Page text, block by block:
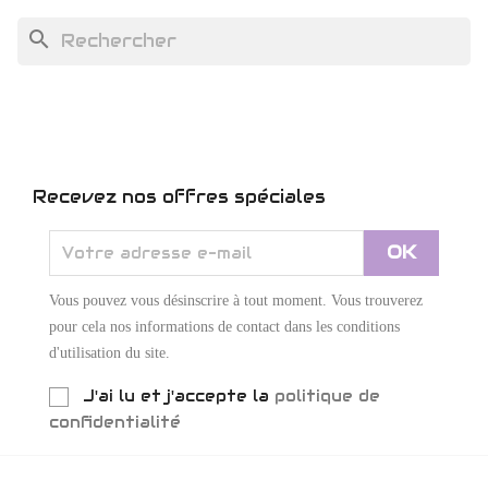
search
Recevez nos offres spéciales
Vous pouvez vous désinscrire à tout moment. Vous trouverez
pour cela nos informations de contact dans les conditions
d'utilisation du site.
J'ai lu et j'accepte la politique de
confidentialité